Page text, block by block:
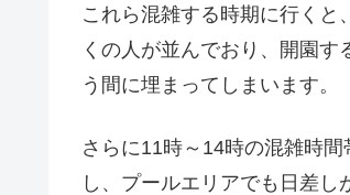
これら混雑する時期に行くと
くの人が並んでおり、開園
う間に埋まってしまいます。
さらに11時～14時の混雑時
し、プールエリアでも日差し